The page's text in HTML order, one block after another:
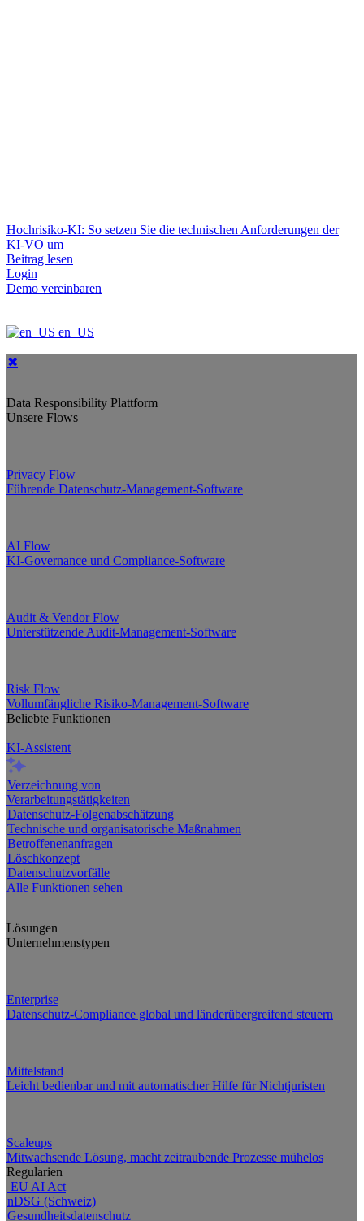
Hochrisiko-KI: So setzen Sie die technischen Anforderungen der
KI-VO um
Beitrag lesen
Login
Demo vereinbaren
en_US
✖
Data Responsibility Plattform
Unsere Flows
Privacy Flow
Führende Datenschutz-Management-Software
AI Flow
KI-Governance und Compliance-Software
Audit & Vendor Flow
Unterstützende Audit-Management-Software
Risk Flow
Vollumfängliche Risiko-Management-Software
Beliebte Funktionen
KI-Assistent
Verzeichnung von
Verarbeitungstätigkeiten
Datenschutz-Folgenabschätzung
Technische und organisatorische Maßnahmen
Betroffenenanfragen
Löschkonzept
Datenschutzvorfälle
Alle Funktionen sehen
Lösungen
Unternehmenstypen
Enterprise
Datenschutz-Compliance global und länderübergreifend steuern
Mittelstand
Leicht bedienbar und mit automatischer Hilfe für Nichtjuristen
Scaleups
Mitwachsende Lösung, macht zeitraubende Prozesse mühelos
Regularien
EU AI Act
nDSG (Schweiz)
Gesundheitsdatenschutz